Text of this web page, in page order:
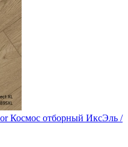
Космос отборный ИксЭль /